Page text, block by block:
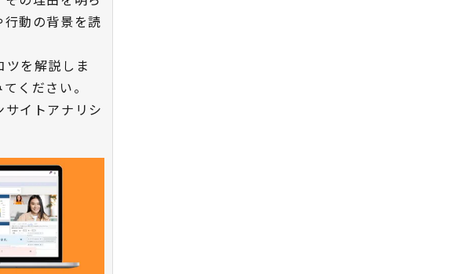
動の背景を読
を解説しま
ください。
イトアナリシ